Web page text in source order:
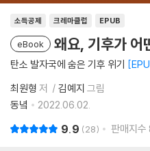
소득공제 크레마클럽 EPUB
eBook 왜요, 기후가 어
탄소 발자국에 숨은 기후 위기
최원형 저 김예지 그림
동녘
2022.06.02.
9.9 28 판매지수